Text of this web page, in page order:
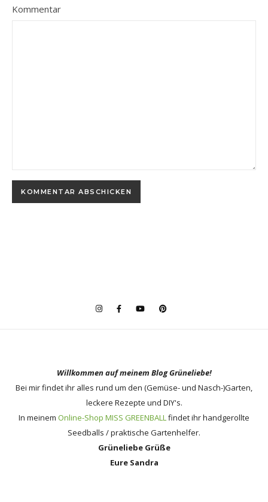
Kommentar
Willkommen auf meinem Blog Grüneliebe!
Bei mir findet ihr alles rund um den (Gemüse- und Nasch-)Garten,
leckere Rezepte und DIY's.
In meinem Online-Shop MISS GREENBALLfindet ihr handgerollte
Seedballs / praktische Gartenhelfer.
Grüneliebe Grüße
Eure Sandra